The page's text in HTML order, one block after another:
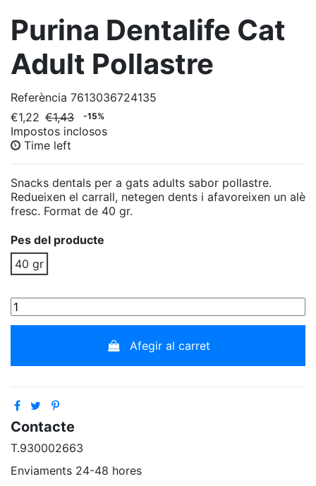
Purina Dentalife Cat
Adult Pollastre
Referència 7613036724135
€1,22 €1,43 -15%
Impostos inclosos
Time left
Snacks dentals per a gats adults sabor pollastre.
Redueixen el carrall, netegen dents i afavoreixen un alè
fresc. Format de 40 gr.
Pes del producte
40 gr
Afegir al carret
Contacte
T.930002663
Enviaments 24-48 hores